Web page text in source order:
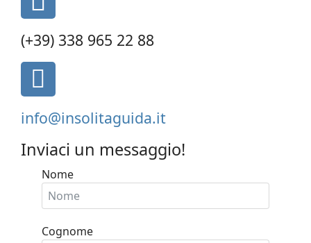
alt
(+39) 338 965 22 88
fa
square
info@insolitaguida.it
Inviaci un messaggio!
Nome
Cognome